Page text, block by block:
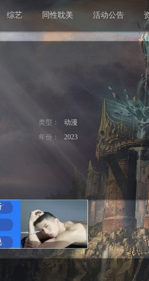
综艺 同性耽美 活动公告
类型：
动漫
年份：
2023